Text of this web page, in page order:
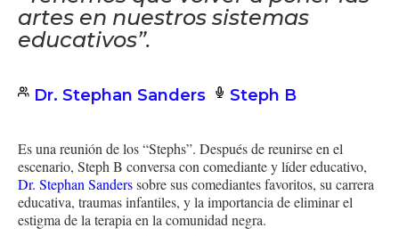
artes en nuestros sistemas
educativos”.
Dr. Stephan Sanders Steph B
Es una reunión de los “Stephs”. Después de reunirse en el
escenario, Steph B conversa con comediante y líder educativo,
Dr. Stephan Sanderssobre sus comediantes favoritos, su carrera
educativa, traumas infantiles, y la importancia de eliminar el
estigma de la terapia en la comunidad negra.